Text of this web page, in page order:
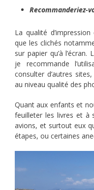
Recommanderiez-
La qualité
que les clichés
sur papier qu’à
je recommande
consulter d’autres
au niveau qualité des
Quant aux enfants et
feuilleter les livres et à
avions, et surtout eux
étapes, ou certaines